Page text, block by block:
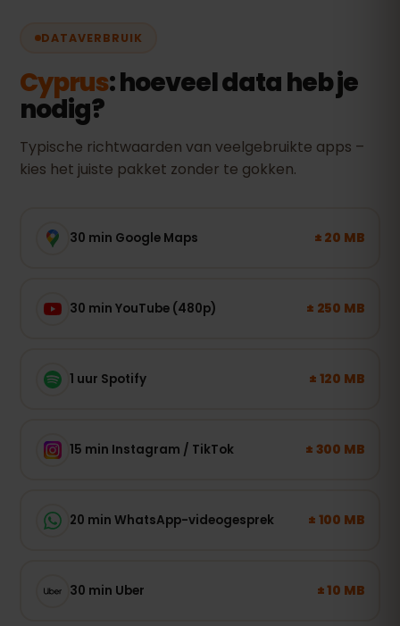
DATAVERBRUIK
Cyprus: hoeveel data heb je
nodig?
Typische richtwaarden van veelgebruikte apps –
kies het juiste pakket zonder te gokken.
30 min Google Maps ± 20 MB
30 min YouTube (480p) ± 250 MB
1 uur Spotify ± 120 MB
15 min Instagram / TikTok ± 300 MB
20 min WhatsApp-videogesprek ± 100 MB
30 min Uber ± 10 MB